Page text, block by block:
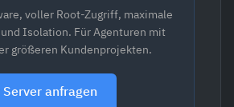
voller Root-Zugriff, maximale
und Isolation. Für Agenturen mit
größeren Kundenprojekten.
anfragen